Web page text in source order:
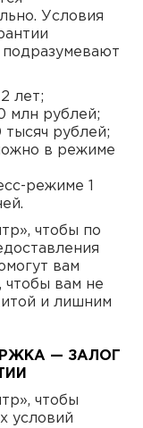
Условия
лет;
млн рублей;
тысяч рублей;
в режиме
режиме 1
чтобы по
вам
чтобы вам не
и лишним
— ЗАЛОГ
чтобы
условий